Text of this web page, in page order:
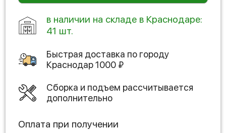
в наличии на складе в Краснодаре:
41 шт.
Быстрая доставка по городу
Краснодар1000 ₽
Сборка и подъем рассчитывается
дополнительно
Оплата при получении